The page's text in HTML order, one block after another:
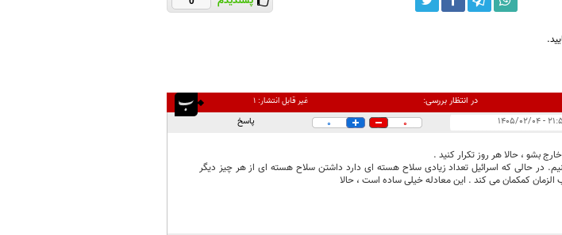
در انتظار بررسی: غیر قابل انتشار:۱
۱۴۰۵/۰۲/۰۴ 0
0 پاسخ
بشو ، حالا هر روز تکرار کنید .
در حالی که اسرائیل تعداد زیادی سلاح هسته ای دارد داشتن سلاح هسته ای از هر چیز دیگر
کمکمان می کند . این معادله خیلی ساده است ، حالا